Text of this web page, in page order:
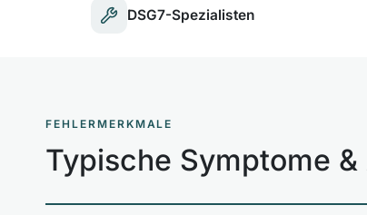
DSG7-Spezialisten
FEHLERMERKMALE
Typische Symptome